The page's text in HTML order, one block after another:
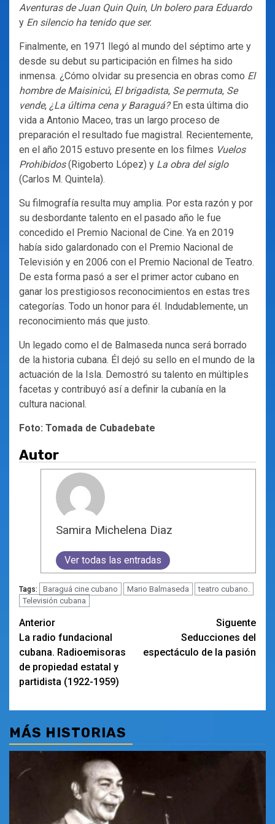
Aventuras de Juan Quin Quin, Un bolero para Eduardo
y En silencio ha tenido que ser.
Finalmente, en 1971 llegó al mundo del séptimo arte y
desde su debut su participación en filmes ha sido
inmensa. ¿Cómo olvidar su presencia en obras como El
hombre de Maisinicú, El brigadista, Se permuta, Se
vende, ¿La última cena y Baraguá?En esta última dio
vida a Antonio Maceo, tras un largo proceso de
preparación el resultado fue magistral. Recientemente,
en el año 2015 estuvo presente en los filmes Vuelos
Prohibidos(Rigoberto López) y La obra del siglo
(Carlos M. Quintela).
Su filmografía resulta muy amplia. Por esta razón y por
su desbordante talento en el pasado año le fue
concedido el Premio Nacional de Cine. Ya en 2019
había sido galardonado con el Premio Nacional de
Televisión y en 2006 con el Premio Nacional de Teatro.
De esta forma pasó a ser el primer actor cubano en
ganar los prestigiosos reconocimientos en estas tres
categorías. Todo un honor para él. Indudablemente, un
reconocimiento más que justo.
Un legado como el de Balmaseda nunca será borrado
de la historia cubana. Él dejó su sello en el mundo de la
actuación de la Isla. Demostró su talento en múltiples
facetas y contribuyó así a definir la cubanía en la
cultura nacional.
Foto: Tomada de Cubadebate
Autor
Samira Michelena Diaz
Ver todas las entradas
Tags: Baraguá cine cubano Mario Balmaseda
teatro cubano.
Televisión cubana
Navegación
de
entradas
Anterior
La radio fundacional
cubana. Radioemisoras
de propiedad estatal y
partidista (1922-1959)
Siguente
Seducciones del
espectáculo de la pasión
MÁS HISTORIAS